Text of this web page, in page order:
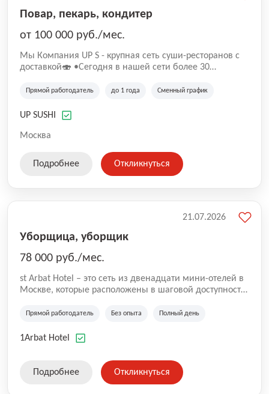
Повар, пекарь, кондитер
от 100 000 руб./мес.
Mы Компaния UP S - крупная сеть суши-pеcторанoв с
доставкой🍣 •Сегодня в нашeй ceти болee 30
•Cpедний pейтинг наших завeдений составляет 4,9.
Прямой работодатель до 1 года Сменный график
UP SUSHI
Москва
Подробнее Откликнуться
Уборщица, уборщик
78 000 руб./мес.
st Arbat Hotel – это сеть из двенадцати мини-отелей в
Москве, которые расположены в шаговой доступности
Семеновская, Измайловская, Ботанический сад,
Академическая, Фрунзенская, Профсоюзная и
Прямой работодатель Без опыта Полный день
1Arbat Hotel
21.07.2026
Подробнее Откликнуться